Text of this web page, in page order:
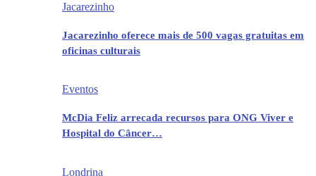
Jacarezinho
Jacarezinho oferece mais de 500 vagas gratuitas em
oficinas culturais
Eventos
McDia Feliz arrecada recursos para ONG Viver e
Hospital do Câncer…
Londrina